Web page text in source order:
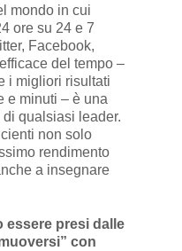
mondo in cui
ore su 24 e 7
Facebook,
del tempo –
i migliori risultati
e minuti – è una
qualsiasi leader.
non solo
rendimento
a insegnare
essere presi dalle
con